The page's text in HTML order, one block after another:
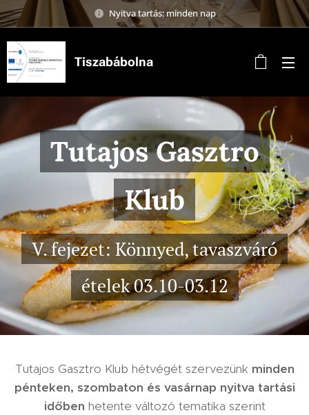
Nyitva tartás: minden nap
Tiszabábolna
Tutajos Gasztro
Klub
V. fejezet: Könnyed, tavaszváró
ételek 03.10-03.12
Tutajos Gasztro Klub hétvégét szervezünk minden
pénteken, szombaton és vasárnap nyitva tartási
időben hetente változó tematika szerint